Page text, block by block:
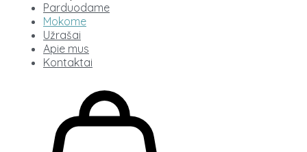
Parduodame
Mokome
Užrašai
Apie mus
Kontaktai